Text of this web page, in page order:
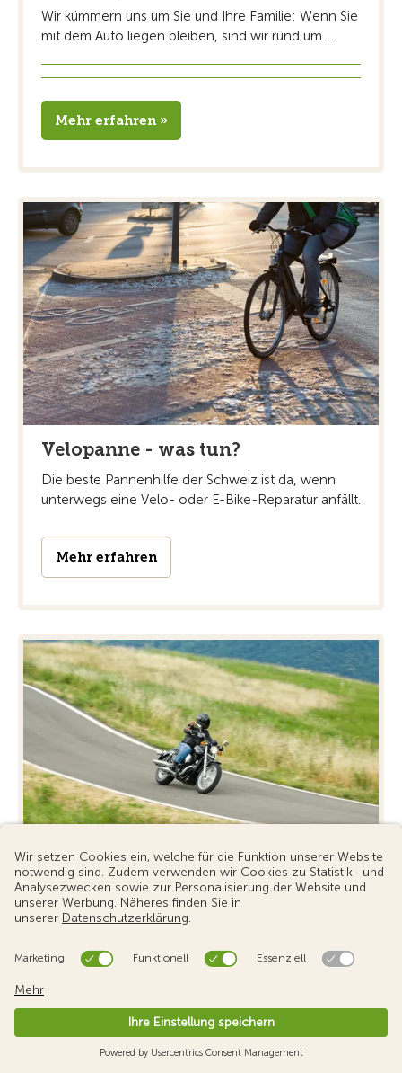
Wir kümmern uns um Sie und Ihre Familie: Wenn Sie
mit dem Auto liegen bleiben, sind wir rund um ...
Mehr erfahren »
Velopanne - was tun?
Die beste Pannenhilfe der Schweiz ist da, wenn
unterwegs eine Velo- oder E-Bike-Reparatur anfällt.
Mehr erfahren
Auch bei Motorradpannen hilft
der TCS
einmal erlebt. Wie kommt man in einem solchen Fall
Mehr erfahren